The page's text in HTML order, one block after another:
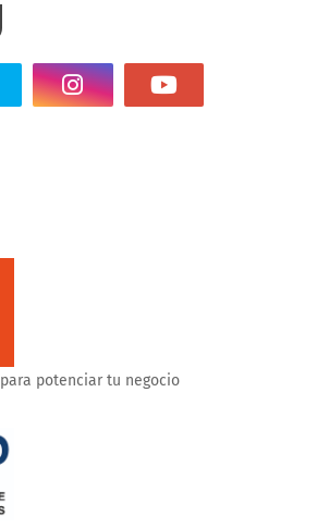
potenciar tu negocio